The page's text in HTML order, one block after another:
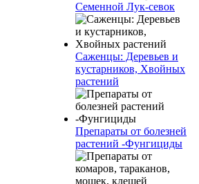
Семенной Лук-севок
Саженцы: Деревьев и
кустарников, Хвойных
растений
Препараты от болезней
растений -Фунгициды